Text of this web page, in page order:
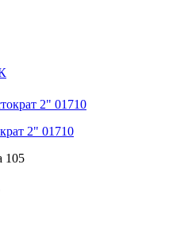
2" 01710
105